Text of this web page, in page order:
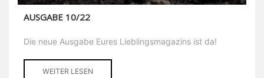
AUSGABE 10/22
Die neue Ausgabe Eures Lieblingsmagazins ist da!
WEITER LESEN